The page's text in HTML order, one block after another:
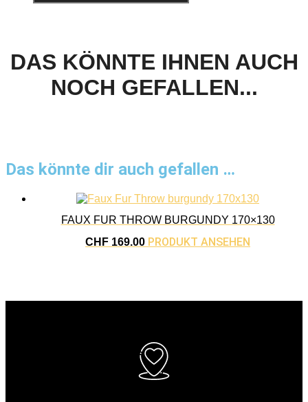
DAS KÖNNTE IHNEN AUCH
NOCH GEFALLEN...
Das könnte dir auch gefallen …
FAUX FUR THROW BURGUNDY 170×130
CHF 169.00 PRODUKT ANSEHEN